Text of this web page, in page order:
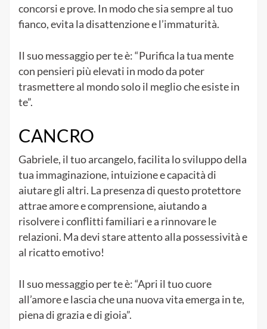
concorsi e prove. In modo che sia sempre al tuo
fianco, evita la disattenzione e l’immaturità.
Il suo messaggio per te è: “Purifica la tua mente
con pensieri più elevati in modo da poter
trasmettere al mondo solo il meglio che esiste in
te”.
CANCRO
Gabriele, il tuo arcangelo, facilita lo sviluppo della
tua immaginazione, intuizione e capacità di
aiutare gli altri. La presenza di questo protettore
attrae amore e comprensione, aiutando a
risolvere i conflitti familiari e a rinnovare le
relazioni. Ma devi stare attento alla possessività e
al ricatto emotivo!
Il suo messaggio per te è: “Apri il tuo cuore
all’amore e lascia che una nuova vita emerga in te,
piena di grazia e di gioia”.